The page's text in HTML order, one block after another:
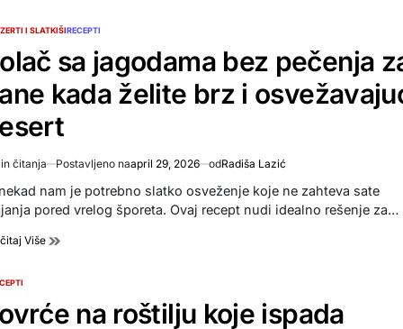
I SLATKIŠIRECEPTI
sa jagodama bez pečenja
kada želite brz i
čitanja Postavljeno naapril 29, 2026 odRadiša Lazić
nam je potrebno slatko osveženje koje ne zahteva sate
pored vrelog šporeta. Ovaj recept nudi idealno rešenje za…
Više
na roštilju koje ispada